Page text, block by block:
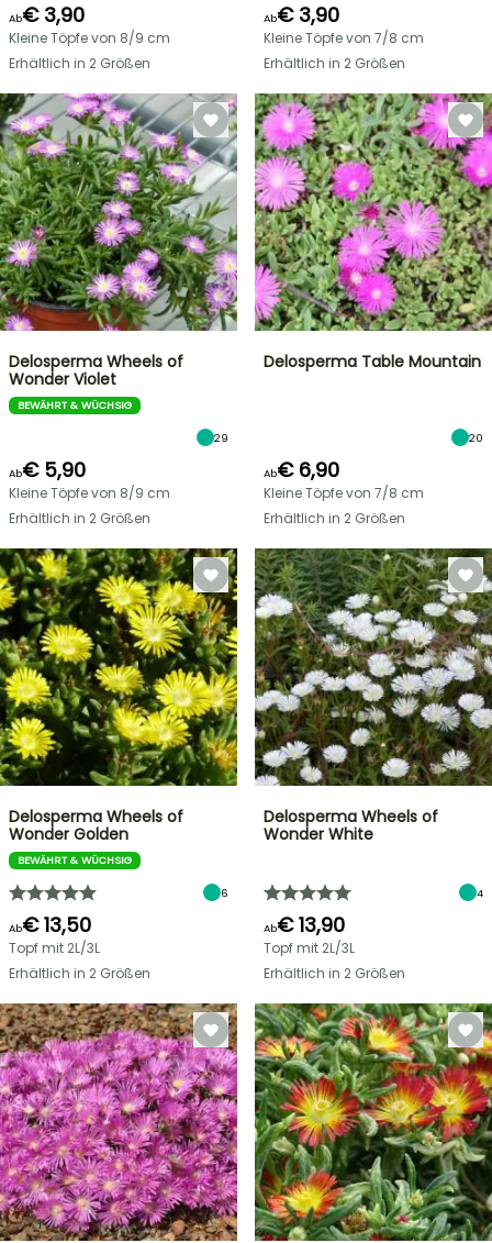
Ab€ 3,90
Kleine Töpfe von 8/9 cm
Erhältlich in 2 Größen
Ab€ 3,90
Kleine Töpfe von 7/8 cm
Erhältlich in 2 Größen
Delosperma Wheels of
Wonder Violet
BEWÄHRT & WÜCHSIG
29
Ab€ 5,90
Kleine Töpfe von 8/9 cm
Erhältlich in 2 Größen
Delosperma Table Mountain
20
Ab€ 6,90
Kleine Töpfe von 7/8 cm
Erhältlich in 2 Größen
Delosperma Wheels of
Wonder Golden
BEWÄHRT & WÜCHSIG
6
Ab€ 13,50
Topf mit 2L/3L
Erhältlich in 2 Größen
Delosperma Wheels of
Wonder White
4
Ab€ 13,90
Topf mit 2L/3L
Erhältlich in 2 Größen